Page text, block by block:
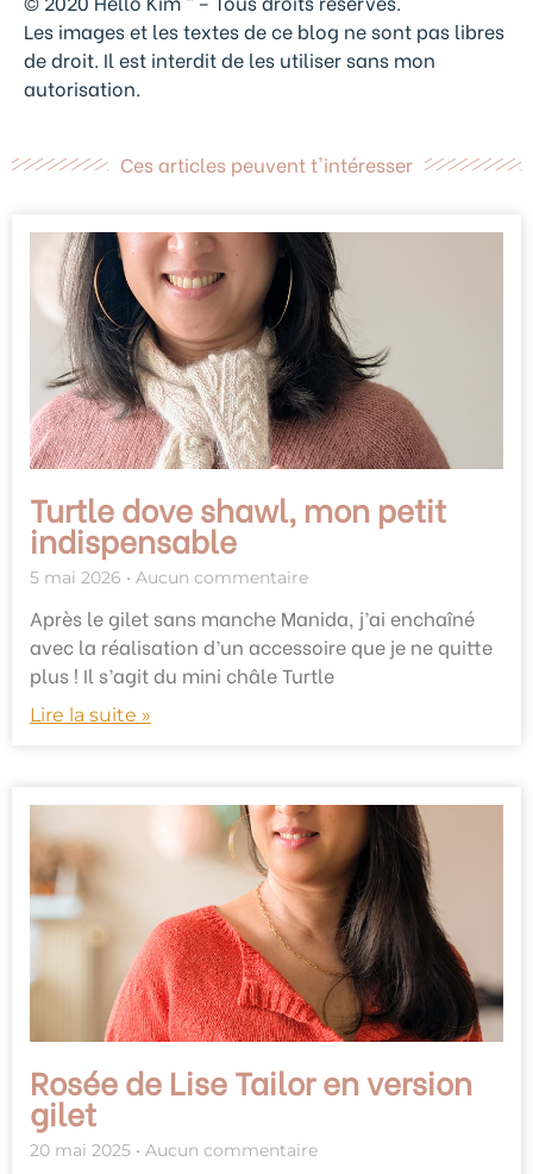
Les images et les textes de ce blog ne sont pas libres
de droit. Il est interdit de les utiliser sans mon
autorisation.
Ces articles peuvent t'intéresser
Turtle dove shawl, mon petit
indispensable
5 mai 2026 Aucun commentaire
Après le gilet sans manche Manida, j’ai enchaîné
avec la réalisation d’un accessoire que je ne quitte
plus ! Il s’agit du mini châle Turtle
Lire la suite »
Rosée de Lise Tailor en version
gilet
20 mai 2025 Aucun commentaire